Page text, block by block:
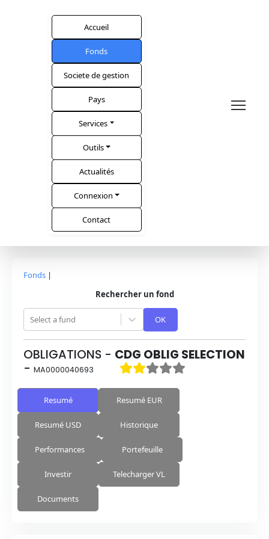
Accueil
Fonds
Societe de gestion
Pays
Services
Outils
Actualités
Connexion
Contact
Fonds |
Rechercher un fond
Select a fund OK
OBLIGATIONS - CDG OBLIG SELECTION
- MA0000040693
Resumé Resumé EUR
Resumé USD Historique
Performances Portefeuille
Investir Telecharger VL
Documents